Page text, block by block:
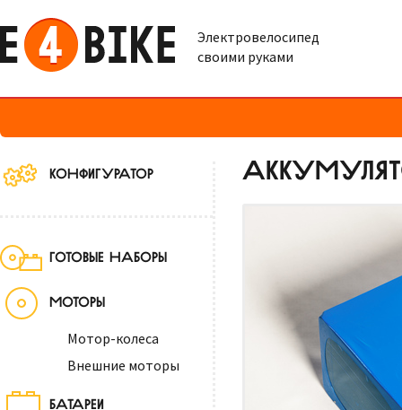
Электровелосипед
своими руками
КОНФИГУРАТОР
ГОТОВЫЕ НАБОРЫ
МОТОРЫ
Мотор-колеса
Внешние моторы
БАТАРЕИ